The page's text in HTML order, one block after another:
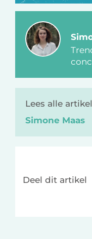
Lees alle
Simone Maas
Deel dit artikel